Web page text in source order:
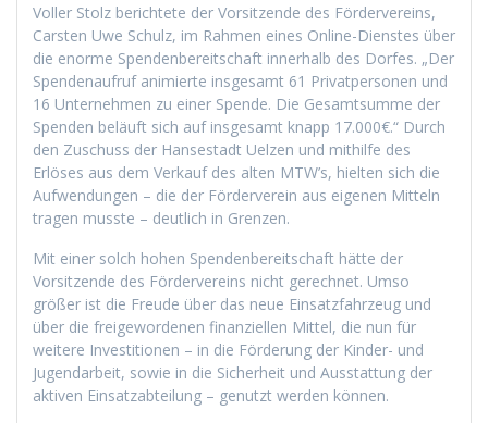
Voller Stolz berichtete der Vorsitzende des Fördervereins,
Carsten Uwe Schulz, im Rahmen eines Online-Dienstes über
die enorme Spendenbereitschaft innerhalb des Dorfes. „Der
Spendenaufruf animierte insgesamt 61 Privatpersonen und
16 Unternehmen zu einer Spende. Die Gesamtsumme der
Spenden beläuft sich auf insgesamt knapp 17.000€.“ Durch
den Zuschuss der Hansestadt Uelzen und mithilfe des
Erlöses aus dem Verkauf des alten MTW’s, hielten sich die
Aufwendungen – die der Förderverein aus eigenen Mitteln
tragen musste – deutlich in Grenzen.
Mit einer solch hohen Spendenbereitschaft hätte der
Vorsitzende des Fördervereins nicht gerechnet. Umso
größer ist die Freude über das neue Einsatzfahrzeug und
über die freigewordenen finanziellen Mittel, die nun für
weitere Investitionen – in die Förderung der Kinder- und
Jugendarbeit, sowie in die Sicherheit und Ausstattung der
aktiven Einsatzabteilung – genutzt werden können.